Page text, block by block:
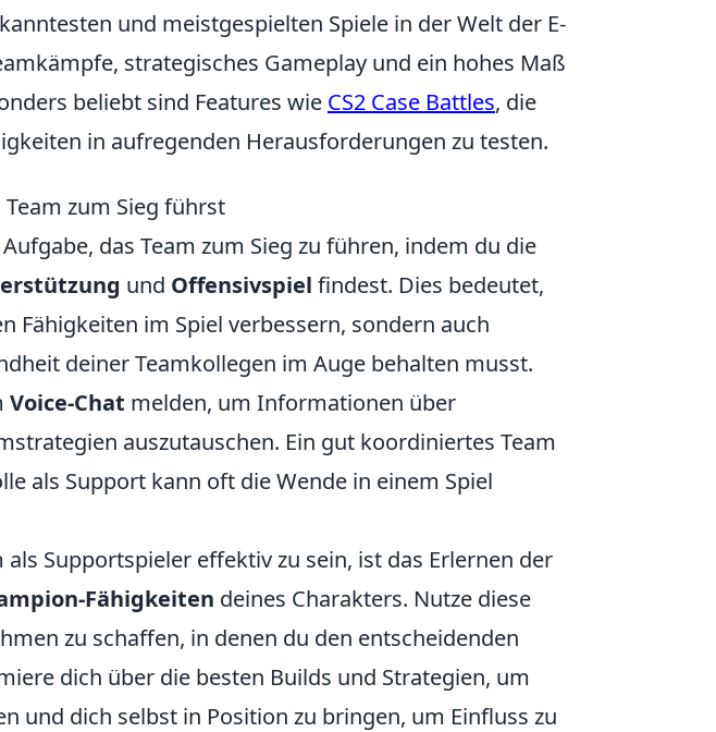
und meistgespielten Spiele in der Welt der E-
strategisches Gameplay und ein hohes Maß
beliebt sind Features wie CS2 Case Battles, die
in aufregenden Herausforderungen zu testen.
zum Sieg führst
das Team zum Sieg zu führen, indem du die
und Offensivspiel findest. Dies bedeutet,
Fähigkeiten im Spiel verbessern, sondern auch
deiner Teamkollegen im Auge behalten musst.
Voice-Chat melden, um Informationen über
auszutauschen. Ein gut koordiniertes Team
als Support kann oft die Wende in einem Spiel
Supportspieler effektiv zu sein, ist das Erlernen der
Fähigkeiten deines Charakters. Nutze diese
zu schaffen, in denen du den entscheidenden
dich über die besten Builds und Strategien, um
und dich selbst in Position zu bringen, um Einfluss zu